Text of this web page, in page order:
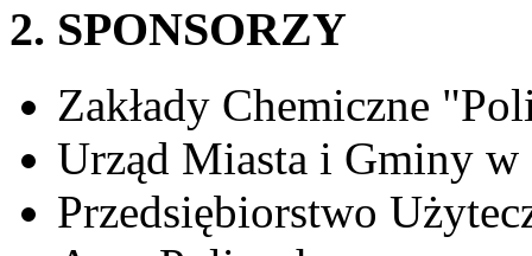
2. SPONSORZY
Zakłady Chemiczne
Urząd Miasta i Gminy w
Przedsiębiorstwo